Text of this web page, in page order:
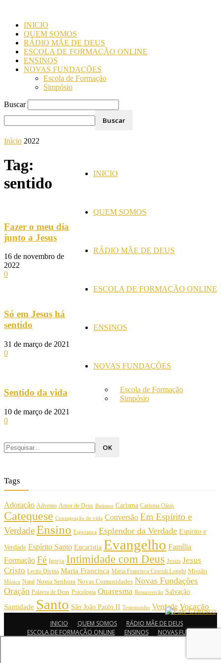
INICIO
QUEM SOMOS
RÁDIO MÃE DE DEUS
ESCOLA DE FORMAÇÃO ONLINE
ENSINOS
NOVAS FUNDAÇÕES
Escola de Formação
Simpósio
Buscar
INICIO
QUEM SOMOS
RÁDIO MÃE DE DEUS
ESCOLA DE FORMAÇÃO ONLINE
ENSINOS
NOVAS FUNDAÇÕES
Escola de Formação
Simpósio
Início 2022
Tag:
sentido
Fazer o meu dia
junto a Jesus
16 de novembro de
2022
0
Só em Jesus há
sentido
31 de março de 2021
0
Sentido da vida
10 de março de 2021
0
Tags
Adoração Advento Amor de Deus Batismo Carisma Carisma Oásis
Catequese Consagração de vida Conversão Em Espírito e
VerdadeEnsino Esperança Esplendor da Verdade Espírito e
Verdade Espírito Santo Eucaristia Evangelho Família
Formação Fé Igreja Intimidade com Deus Jesus Jesus
Cristo Lectio Divina Maria Francisca Maria Francisca Crocoli Longhi Missão
Música Natal Nossa Senhora Novas Comunidades Novas Fundações
Oração Palavra de Deus Psicologia Quaresma Ressurreição Salvação
Santidade Santo São João Paulo II Testemunho Verdade Vocação
INICIO QUEM SOMOS
RÁDIO MÃE DE DEUS
ESCOLA DE FORMAÇÃO ONLINE
ENSINOS
NOVAS FUNDAÇÕES